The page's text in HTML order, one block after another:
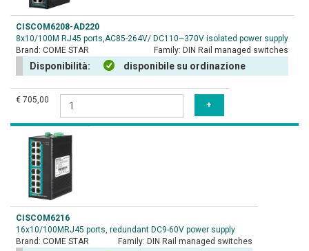
CISCOM6208-AD220
8x10/100M RJ45 ports,AC85-264V/ DC110~370V isolated power supply
Brand: COME STAR Family: DIN Rail managed switches
Disponibilità: disponibile su ordinazione
€ 705,00
CISCOM6216
16x10/100MRJ45 ports, redundant DC9-60V power supply
Brand: COME STAR Family: DIN Rail managed switches